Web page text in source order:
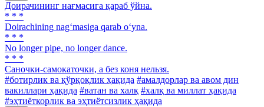
Доирачининг нағмасига қараб ўйна.
* * *
Doirachining nag‘masiga qarab o‘yna.
* * *
No longer pipe, no longer dance.
* * *
Саночки-самокаточки, а без коня нельзя.
#ботирлик ва қўрқоқлик ҳақида #амалдорлар ва авом дин
вакиллари ҳақида #ватан ва халқ #халқ ва миллат ҳақида
#эҳтиёткорлик ва эҳтиётсизлик ҳақида